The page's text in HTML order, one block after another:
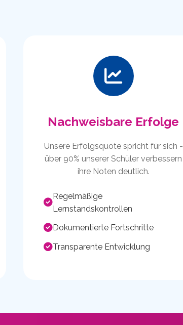
Nachweisbare Erfolge
Unsere Erfolgsquote spricht für sich -
über 90% unserer Schüler verbessern
ihre Noten deutlich.
Regelmäßige
Lernstandskontrollen
Dokumentierte Fortschritte
Transparente Entwicklung